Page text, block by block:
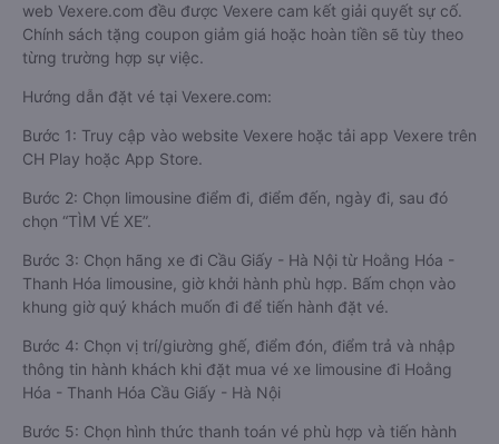
web Vexere.com đều được Vexere cam kết giải quyết sự cố.
Chính sách tặng coupon giảm giá hoặc hoàn tiền sẽ tùy theo
từng trường hợp sự việc.
Hướng dẫn đặt vé tại Vexere.com:
Bước 1: Truy cập vào website Vexere hoặc tải app Vexere trên
CH Play hoặc App Store.
Bước 2: Chọn limousine điểm đi, điểm đến, ngày đi, sau đó
chọn “TÌM VÉ XE”.
Bước 3: Chọn hãng xe đi Cầu Giấy - Hà Nội từ Hoằng Hóa -
Thanh Hóa limousine, giờ khởi hành phù hợp. Bấm chọn vào
khung giờ quý khách muốn đi để tiến hành đặt vé.
Bước 4: Chọn vị trí/giường ghế, điểm đón, điểm trả và nhập
thông tin hành khách khi đặt mua vé xe limousine đi Hoằng
Hóa - Thanh Hóa Cầu Giấy - Hà Nội
Bước 5: Chọn hình thức thanh toán vé phù hợp và tiến hành